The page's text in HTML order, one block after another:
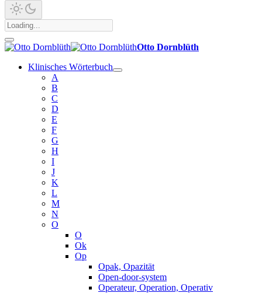
Otto Dornblüth
Klinisches Wörterbuch
A
B
C
D
E
F
G
H
I
J
K
L
M
N
O
O
Ok
Op
Opak, Opazität
Open-door-system
Operateur, Operation, Operativ